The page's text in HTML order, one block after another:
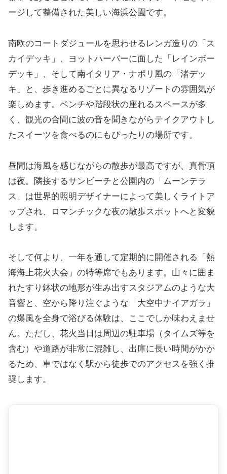
ージして整備された美しい海浜公園です。
南欧のコートダジュールを思わせるレンガ造りの「ス
カイデッキ」、ヨットハーバーに面した「レインボー
デッキ」、そして南イタリア・ナポリ風の「渚デッ
キ」と、歩き進めるごとに異なるリゾートの雰囲気が
楽しめます。ベンチや階段状の座れるスペースが多
く、観光の合間に波の音を聞きながらテイクアウトし
たスイーツを食べるのにもぴったりの場所です。
昼間は海風を感じながらの散歩が最高ですが、真骨頂
は夜。隣接するサンビーチと公園内の「ムーンテラ
ス」は世界的照明デザイナーによって美しくライトア
ップされ、ロマンチックな夜の散歩スポットへと変貌
します。
そして何より、一年を通して定期的に開催される「熱
海海上花火大会」の特等席でもあります。山々に囲ま
れたすり鉢状の地形が生み出すスタジアムのような大
音響と、空から降り注ぐような「大空中ナイアガラ」
の爆風を全身で浴びる体験は、ここでしか味わえませ
ん。ただし、花火当日は周辺の駐車場（タイムズ等を
含む）や道路が非常に混雑し、出庫に長い時間がかか
るため、車ではなく駅から徒歩でのアクセスを強く推
奨します。